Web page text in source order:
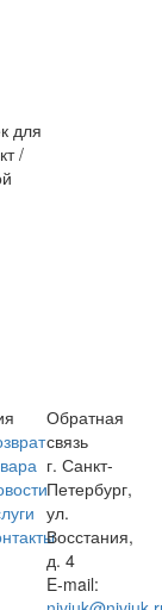
для
/
Обратная
связь
г. Санкт-
Петербург,
ул.
Восстания,
д. 4
E-mail: